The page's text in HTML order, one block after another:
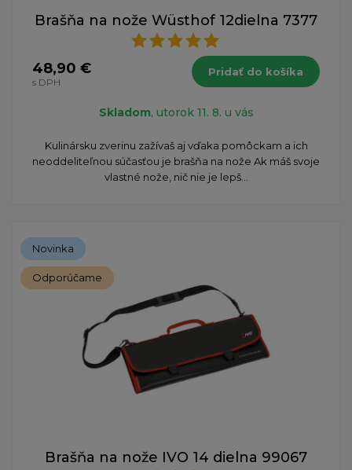
Brašňa na nože Wüsthof 12dielna 7377
48,90 €
s DPH
Pridať do košíka
Skladom, utorok 11. 8. u vás
Kulinársku zverinu zažívaš aj vďaka pomôckam a ich
neoddeliteľnou súčasťou je brašňa na nože Ak máš svoje
vlastné nože, nič nie je lepš...
Novinka
Odporúčame
Brašňa na nože IVO 14 dielna 99067